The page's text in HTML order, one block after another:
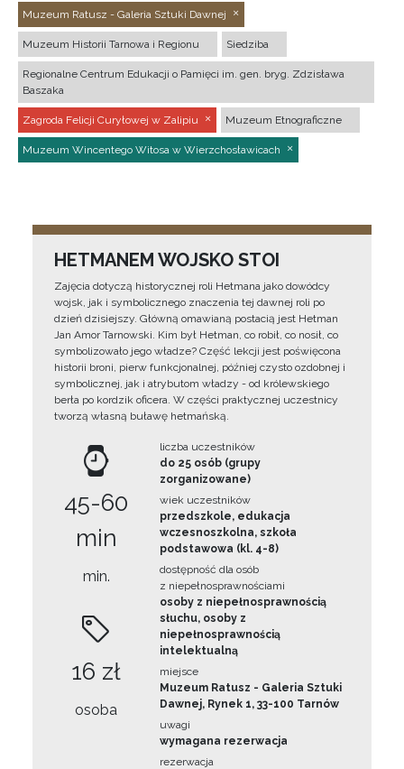
Muzeum Ratusz - Galeria Sztuki Dawnej
Muzeum Historii Tarnowa i Regionu Siedziba
Regionalne Centrum Edukacji o Pamięci im. gen. bryg. Zdzisława
Baszaka
Zagroda Felicji Curyłowej w Zalipiu Muzeum Etnograficzne
Muzeum Wincentego Witosa w Wierzchosławicach
HETMANEM WOJSKO STOI
Zajęcia dotyczą historycznej roli Hetmana jako dowódcy
wojsk, jak i symbolicznego znaczenia tej dawnej roli po
dzień dzisiejszy. Główną omawianą postacią jest Hetman
Jan Amor Tarnowski. Kim był Hetman, co robił, co nosił, co
symbolizowało jego władze? Część lekcji jest poświęcona
historii broni, pierw funkcjonalnej, później czysto ozdobnej i
symbolicznej, jak i atrybutom władzy - od królewskiego
berła po kordzik oficera. W części praktycznej uczestnicy
tworzą własną buławę hetmańską.
45-60
min
min.
16 zł
osoba
liczba uczestników
do 25 osób (grupy
zorganizowane)
wiek uczestników
przedszkole, edukacja
wczesnoszkolna, szkoła
podstawowa (kl. 4-8)
dostępność dla osób
z niepełnosprawnościami
osoby z niepełnosprawnością
słuchu, osoby z
niepełnosprawnością
intelektualną
miejsce
Muzeum Ratusz - Galeria Sztuki
Dawnej, Rynek 1, 33-100 Tarnów
uwagi
wymagana rezerwacja
rezerwacja